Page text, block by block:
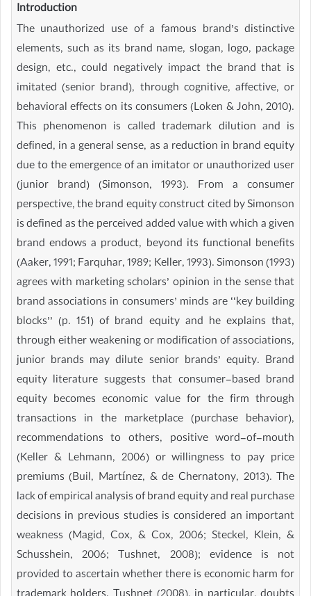
Introduction
The unauthorized use of a famous brand’s distinctive
elements, such as its brand name, slogan, logo, package
design, etc., could negatively impact the brand that is
imitated (senior brand), through cognitive, affective, or
behavioral effects on its consumers (Loken & John, 2010).
This phenomenon is called trademark dilution and is
defined, in a general sense, as a reduction in brand equity
due to the emergence of an imitator or unauthorized user
(junior brand) (Simonson, 1993). From a consumer
perspective, the brand equity construct cited by Simonson
is defined as the perceived added value with which a given
brand endows a product, beyond its functional benefits
(Aaker, 1991; Farquhar, 1989; Keller, 1993). Simonson (1993)
agrees with marketing scholars’ opinion in the sense that
brand associations in consumers’ minds are ‘‘key building
blocks’’ (p. 151) of brand equity and he explains that,
through either weakening or modification of associations,
junior brands may dilute senior brands’ equity. Brand
equity literature suggests that consumer-based brand
equity becomes economic value for the firm through
transactions in the marketplace (purchase behavior),
recommendations to others, positive word-of-mouth
(Keller & Lehmann, 2006) or willingness to pay price
premiums (Buil, Martínez, & de Chernatony, 2013). The
lack of empirical analysis of brand equity and real purchase
decisions in previous studies is considered an important
weakness (Magid, Cox, & Cox, 2006; Steckel, Klein, &
Schusshein, 2006; Tushnet, 2008); evidence is not
provided to ascertain whether there is economic harm for